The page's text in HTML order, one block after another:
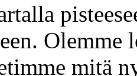
Olemme
mitä